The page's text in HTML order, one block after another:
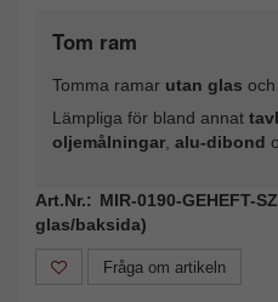
Tom ram
Tomma ramar utan glas och
Lämpliga för bland annat
oljemålningar alu-dibond
Art.Nr.: MIR-0190-GEHEFT-
glas/baksida)
Fråga om artikeln